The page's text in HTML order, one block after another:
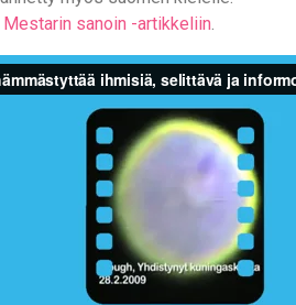
Mestarin sanoin -artikkeliin